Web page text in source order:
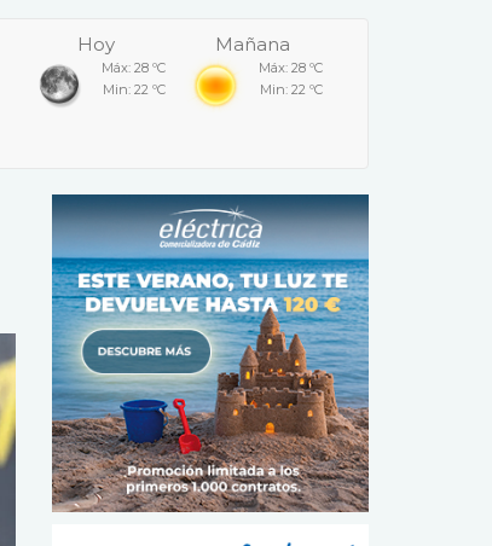
Hoy
Máx: 28 ºC
Min: 22 ºC
Mañana
Máx: 28 ºC
Min: 22 ºC